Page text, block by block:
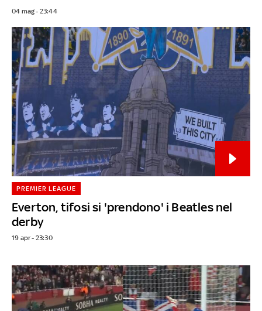
04 mag - 23:44
Everton, tifosi si 'prendono' i Beatles nel
derby
PREMIER LEAGUE
19 apr - 23:30